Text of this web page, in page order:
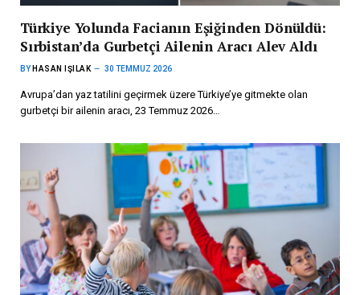
Türkiye Yolunda Facianın Eşiğinden Dönüldü:
Sırbistan’da Gurbetçi Ailenin Aracı Alev Aldı
BY HASAN IŞILAK 30 TEMMUZ 2026
Avrupa’dan yaz tatilini geçirmek üzere Türkiye’ye gitmekte olan
gurbetçi bir ailenin aracı, 23 Temmuz 2026…